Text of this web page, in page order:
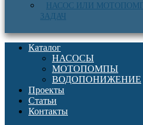
НАСОС ИЛИ
ЗАДАЧ
Каталог
НАСОСЫ
МОТОПОМПЫ
ВОДОПОНИЖЕНИЕ
Проекты
Статьи
Контакты